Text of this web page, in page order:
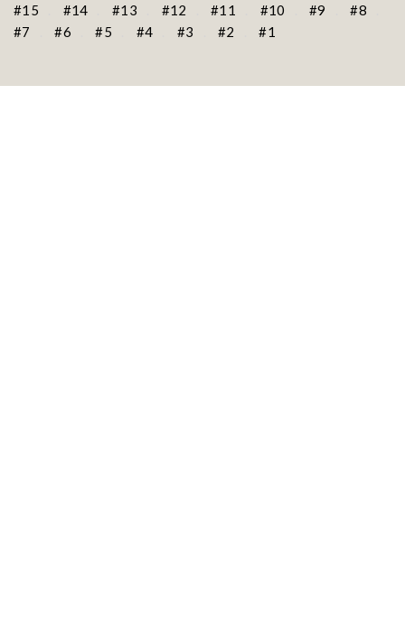
#15 #14 #13 #12 #11 #10 #9
#8
#7
#6 #5 #4 #3 #2 #1